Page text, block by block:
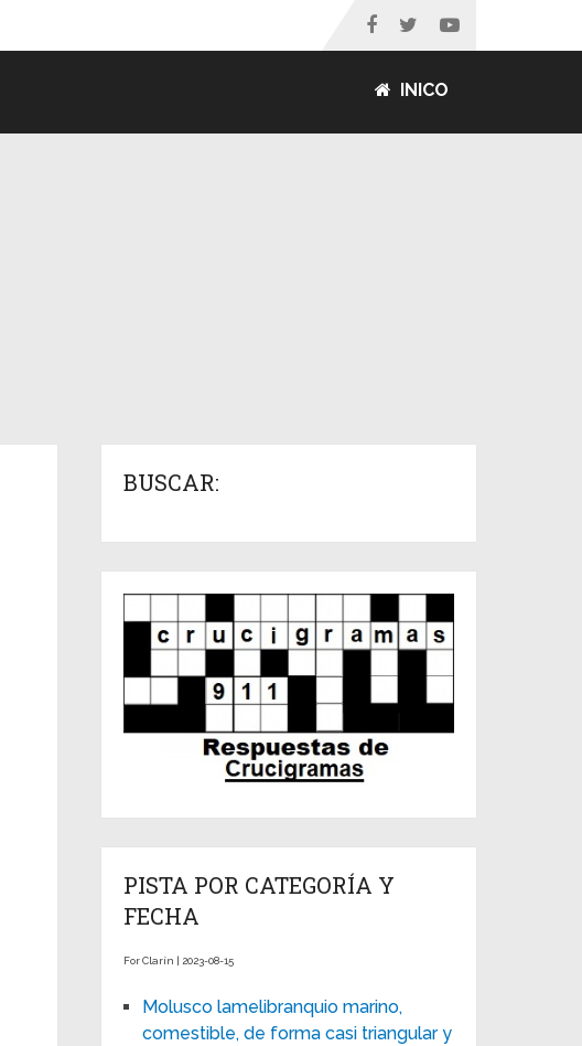
INICO
BUSCAR:
PISTA POR CATEGORÍA Y
FECHA
For Clarín | 2023-08-15
Molusco lamelibranquio marino,
comestible, de forma casi triangular y